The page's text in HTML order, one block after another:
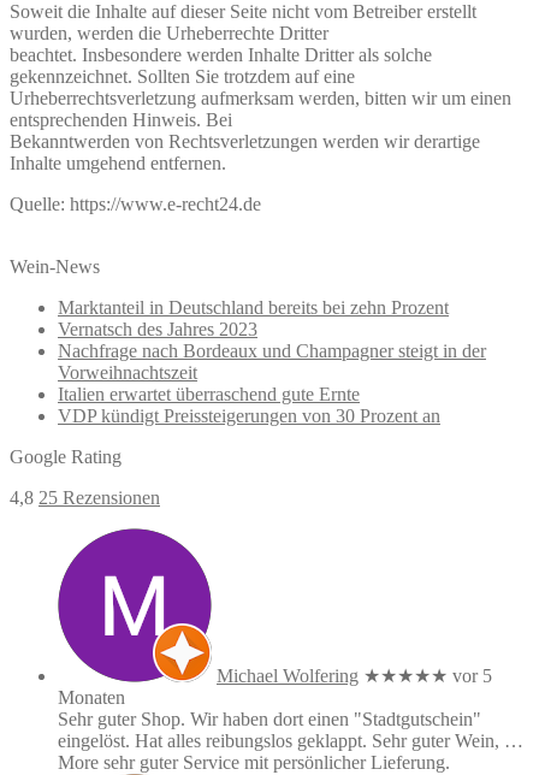
Soweit die Inhalte auf dieser Seite nicht vom Betreiber erstellt
wurden, werden die Urheberrechte Dritter
beachtet. Insbesondere werden Inhalte Dritter als solche
gekennzeichnet. Sollten Sie trotzdem auf eine
Urheberrechtsverletzung aufmerksam werden, bitten wir um einen
entsprechenden Hinweis. Bei
Bekanntwerden von Rechtsverletzungen werden wir derartige
Inhalte umgehend entfernen.
Quelle: https://www.e-recht24.de
Wein-News
Marktanteil in Deutschland bereits bei zehn Prozent
Vernatsch des Jahres 2023
Nachfrage nach Bordeaux und Champagner steigt in der
Vorweihnachtszeit
Italien erwartet überraschend gute Ernte
VDP kündigt Preissteigerungen von 30 Prozent an
Google Rating
4,8 25 Rezensionen
Michael Wolfering ★★★★★ vor 5
Monaten
Sehr guter Shop. Wir haben dort einen "Stadtgutschein"
eingelöst. Hat alles reibungslos geklappt. Sehr guter Wein, …
More sehr guter Service mit persönlicher Lieferung.